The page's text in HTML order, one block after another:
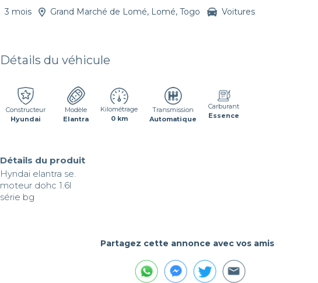
3 mois Grand Marché de Lomé, Lomé, Togo Voitures
Détails du véhicule
Constructeur
Hyundai
Modèle
Elantra
Kilométrage
0 km
Transmission
Automatique
Carburant
Essence
Détails du produit
Hyndai elantra se.
moteur dohc 1.6l
série bg
Partagez cette annonce avec vos amis